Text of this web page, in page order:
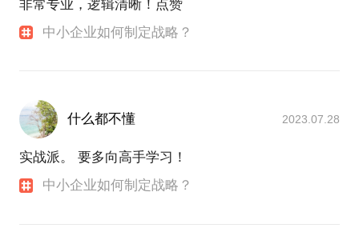
非常专业，逻辑清晰！点赞
中小企业如何制定战略？
什么都不懂 2023.07.28
实战派。 要多向高手学习！
中小企业如何制定战略？